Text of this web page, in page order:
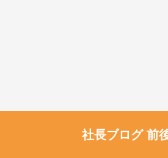
社長ブログ 前